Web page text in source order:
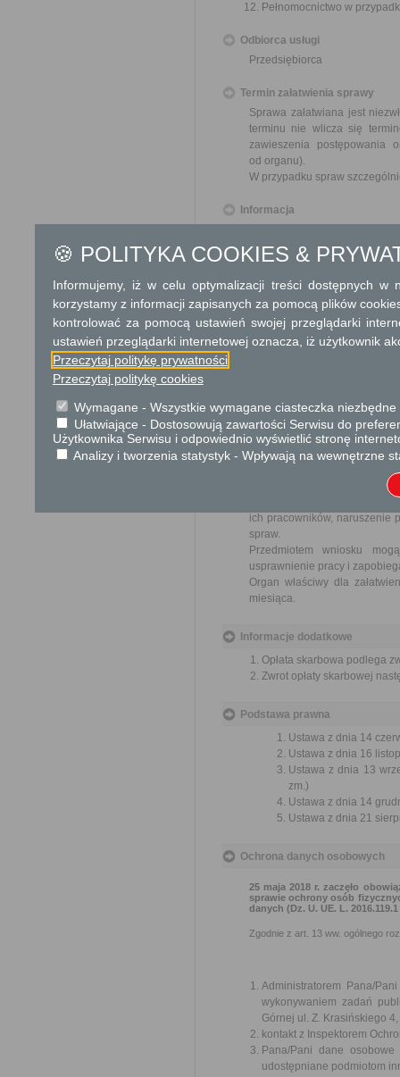
Pełnomocnictwo w
Odbiorca usługi
Przedsiębiorca
Termin załatwienia sprawy
Sprawa załatwiana jest
terminu nie wlicza się
zawieszenia postępowania
od organu).
W przypadku spraw
Informacja
Dodatkowe
616 zł opłata skarbowa
zwierzętami;
zwierzęcych i ich części.
17 zł opłata skarbowa za
Odwołanie wnosi się do
za pośrednictwem organu,
jego nadania w polskiej
ich pracowników, naruszenie
spraw.
Przedmiotem wniosku
usprawnienie pracy i
Organ właściwy dla
miesiąca.
Informacje dodatkowe
Opłata skarbowa podlega
Zwrot opłaty skarbowej
Podstawa prawna
Ustawa z dnia 14
Ustawa z dnia 16
Ustawa z dnia 13
zm.)
Ustawa z dnia 14
Ustawa z dnia 21
Ochrona danych osobowych
25 maja 2018 r. zaczęło
sprawie ochrony osób
danych (Dz. U. UE. L.
Zgodnie z art. 13 ww. ogólnego
Administratorem Pana/
wykonywaniem zadań
Górnej ul. Z. Krasińskiego
kontakt z Inspektorem
Pana/Pani dane
udostępniane podmiotom
🍪 POLITYKA COOKIES &
Informujemy, iż w celu optymalizacji treści dostępnych w
korzystamy z informacji zapisanych za pomocą plików
kontrolować za pomocą ustawień swojej przeglądarki
ustawień przeglądarki internetowej oznacza, iż użytkownik
Przeczytaj politykę prywatności
Przeczytaj politykę cookies
Wymagane - Wszystkie wymagane ciasteczka
Ułatwiające - Dostosowują zawartości Serwisu do
Użytkownika Serwisu i odpowiednio wyświetlić stronę
Analizy i tworzenia statystyk - Wpływają na wewnętrzne